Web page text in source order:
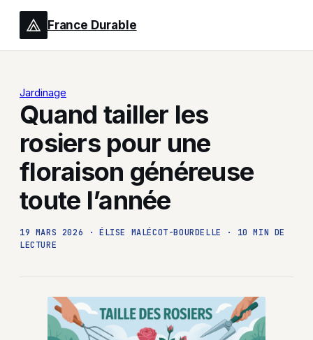
France Durable
Jardinage
Quand tailler les
rosiers pour une
floraison généreuse
toute l’année
19 MARS 2026 · ÉLISE MALÉCOT-BOURDELLE ·
10 MIN DE
LECTURE